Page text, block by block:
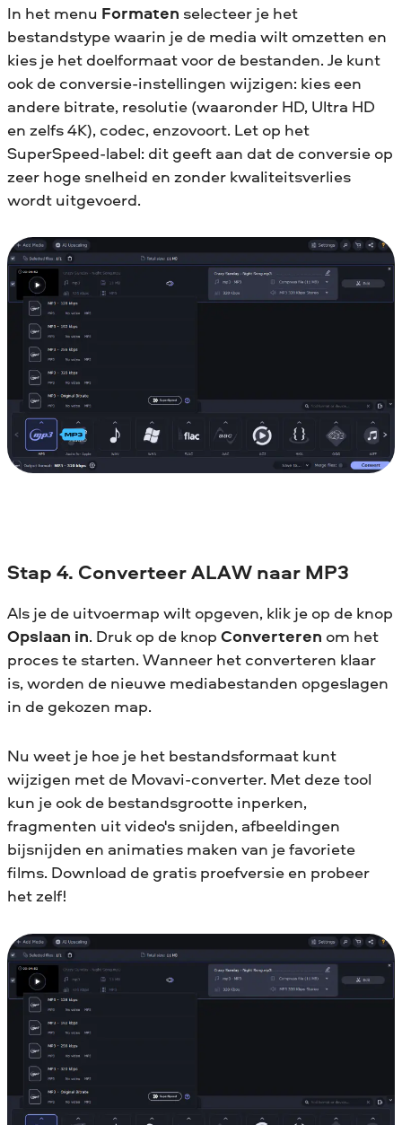
In het menu Formaten selecteer je het
bestandstype waarin je de media wilt omzetten en
kies je het doelformaat voor de bestanden. Je kunt
ook de conversie-instellingen wijzigen: kies een
andere bitrate, resolutie (waaronder HD, Ultra HD
en zelfs 4K), codec, enzovoort. Let op het
SuperSpeed-label: dit geeft aan dat de conversie op
zeer hoge snelheid en zonder kwaliteitsverlies
wordt uitgevoerd.
Stap 4. Converteer ALAW naar MP3
Als je de uitvoermap wilt opgeven, klik je op de knop
Opslaan in. Druk op de knop Converteren om het
proces te starten. Wanneer het converteren klaar
is, worden de nieuwe mediabestanden opgeslagen
in de gekozen map.
Nu weet je hoe je het bestandsformaat kunt
wijzigen met de Movavi-converter. Met deze tool
kun je ook de bestandsgrootte inperken,
fragmenten uit video's snijden, afbeeldingen
bijsnijden en animaties maken van je favoriete
films. Download de gratis proefversie en probeer
het zelf!